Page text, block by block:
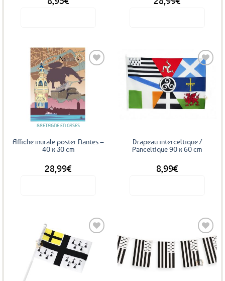
favoris
BRETAGNE EN CASES
Affiche murale poster Nantes –
40 x 30 cm
28,99€
Ajouter
aux
favoris
Drapeau interceltique /
Panceltique 90 x 60 cm
8,99€
Ajouter
Ajouter
aux